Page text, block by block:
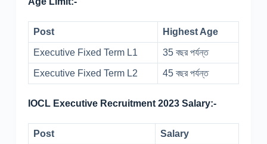
Post Highest Age
Executive Fixed Term L1 35 বছর পর্যন্ত
Executive Fixed Term L2 45 বছর পর্যন্ত
IOCL Executive Recruitment 2023 Salary:-
Post Salary